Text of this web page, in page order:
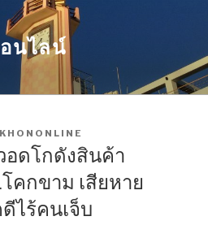
นไลน์
อดโกดังสินค้า
คกขาม เสียหาย
ไร้คนเจ็บ